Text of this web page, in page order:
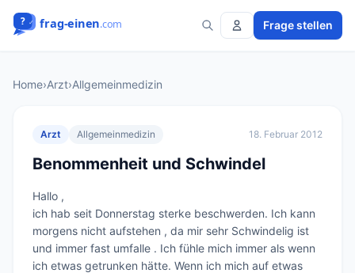
Frage stellen
Home›Arzt›Allgemeinmedizin
Arzt Allgemeinmedizin 18. Februar 2012
Benommenheit und Schwindel
Hallo ,
ich hab seit Donnerstag sterke beschwerden. Ich kann
morgens nicht aufstehen , da mir sehr Schwindelig ist
und immer fast umfalle . Ich fühle mich immer als wenn
ich etwas getrunken hätte. Wenn ich mich auf etwas